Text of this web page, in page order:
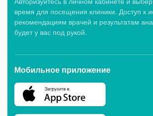
время для посещения клиники. Доступ к
рекомендациям врачей и результатам
будет у вас под рукой.
Мобильное приложение